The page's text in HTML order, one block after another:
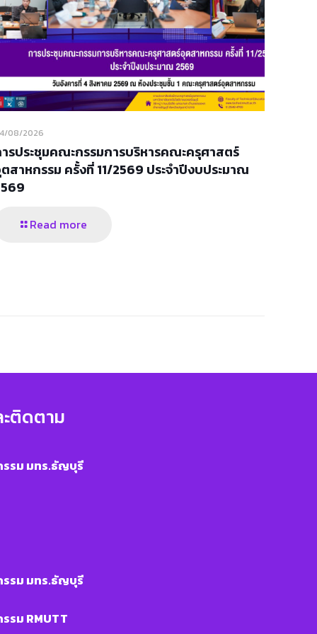
08/2026
รประชุมคณะกรรมการบริหารคณะครุศาสตร์
สาหกรรม ครั้งที่ 11/2569 ประจำปีงบประมาณ
Read more
ติดตาม
รม มทร.ธัญบุรี
รม มทร.ธัญบุรี
รม RMUTT